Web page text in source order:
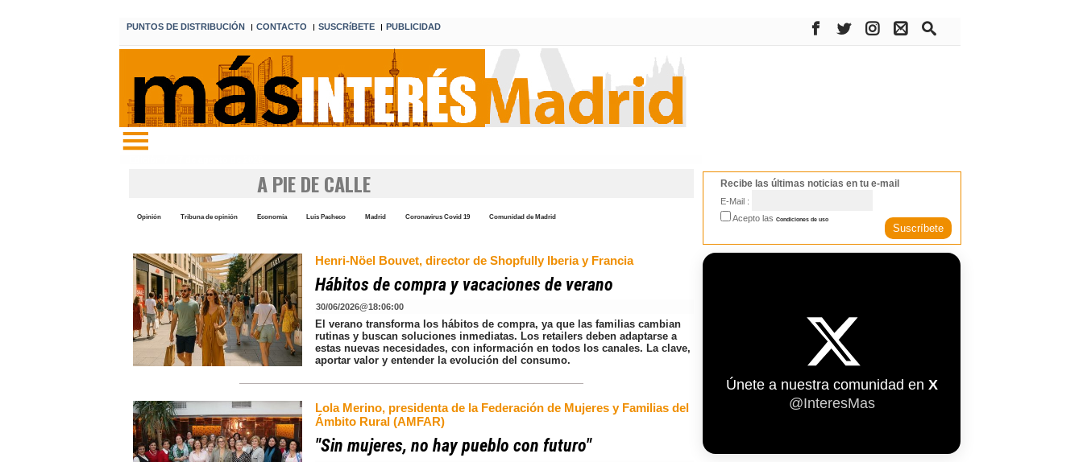
PUNTOS DE DISTRIBUCIÓN I CONTACTO I SUSCRíBETE I PUBLICIDAD
A PIE DE CALLE
Opinión Tribuna de opinión Economía Luis Pacheco Madrid Coronavirus Covid 19 Comunidad de Madrid
Henri-Nöel Bouvet, director de Shopfully Iberia y Francia
Hábitos de compra y vacaciones de verano
30/06/2026@18:06:00
El verano transforma los hábitos de compra, ya que las familias cambian
rutinas y buscan soluciones inmediatas. Los retailers deben adaptarse a
estas nuevas necesidades, con información en todos los canales. La clave,
aportar valor y entender la evolución del consumo.
Lola Merino, presidenta de la Federación de Mujeres y Familias del
Ámbito Rural (AMFAR)
"Sin mujeres, no hay pueblo con futuro"
Recibe las últimas noticias en tu e-mail
E-Mail :
Acepto las Condiciones de uso
Únete a nuestra comunidad en X
@InteresMas